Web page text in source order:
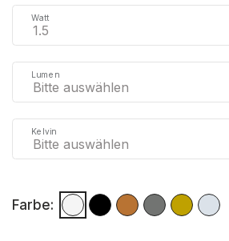
Watt
Lumen
Kelvin
Farbe: